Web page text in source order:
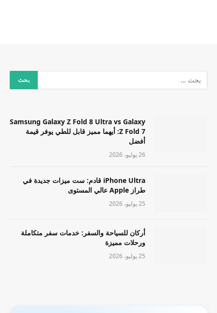
Samsung Galaxy Z Fold 8 Ultra vs Galaxy
Z Fold 7: أيهما مميز قابل للطي يوفر قيمة
أفضل
26 يوليو، 2026
iPhone Ultra قادم: ست ميزات جديدة في
طراز Apple عالي المستوى
25 يوليو، 2026
أركان للسياحة والسفر: خدمات سفر متكاملة
ورحلات مميزة
25 يوليو، 2026